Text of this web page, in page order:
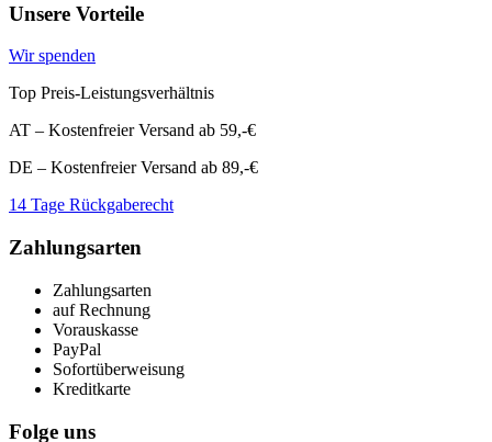
Unsere Vorteile
Wir spenden
Top Preis-Leistungsverhältnis
AT – Kostenfreier Versand ab 59,-€
DE – Kostenfreier Versand ab 89,-€
14 Tage Rückgaberecht
Zahlungsarten
Zahlungsarten
auf Rechnung
Vorauskasse
PayPal
Sofortüberweisung
Kreditkarte
Folge uns